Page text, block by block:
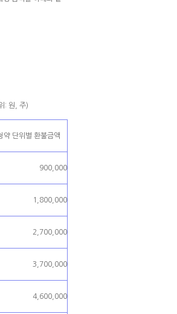
: 원, 주)
약 단위별 환불금액
900,000
1,800,000
2,700,000
3,700,000
4,600,000